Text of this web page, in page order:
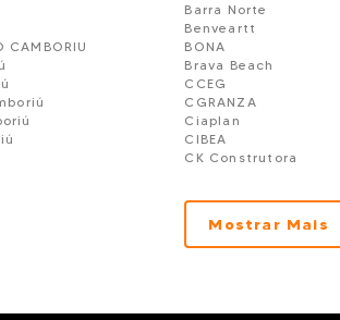
CAMBORIU
Barra Norte
Benveartt
BONA
Brava Beach
CCEG
CGRANZA
Ciaplan
CIBEA
CK Construtora
CNA
Concase
Mostrar Mais